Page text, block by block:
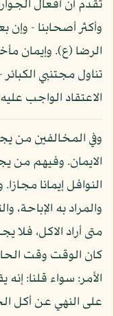
تقدم أن أفعال
وأكثر أصحابنا -
الرضا (ع). وإيمان
تناول مجتنبي
الاعتقاد الواجب
وفي المخالفين من
الايمان. وفيهم من
النوافل إيمانا
والمراد به الإباحة،
متى أراد الاكل، فلا
كان الوقت وقت
الأمر: سواء قلنا: إنه
على النهي عن أكل